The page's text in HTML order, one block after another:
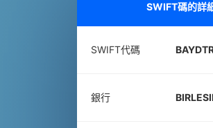
SWIFT碼的詳
SWIFT代碼
銀行